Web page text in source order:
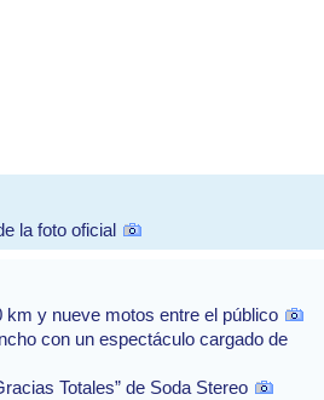
la foto oficial
y nueve motos entre el público
con un espectáculo cargado de
Totales” de Soda Stereo